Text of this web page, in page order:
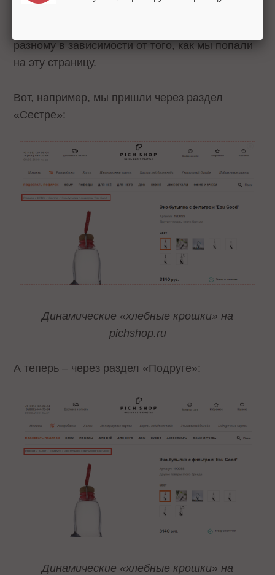
разному в зависимости от того, как мы попали
на эту страницу.
Вот, например, мы пришли через раздел
«Сестре»:
Динамические «хлебные крошки» на
pichshop.ru
А теперь – через раздел «Подруге»:
Динамические «хлебные крошки» на